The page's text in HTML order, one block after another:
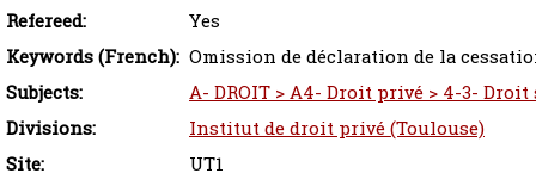
Refereed:
Yes
Keywords (French): Omission de déclaration de la
Subjects:
A- DROIT > A4- Droit privé > 4-3-
Divisions:
Institut de droit privé (Toulouse)
Site:
UT1